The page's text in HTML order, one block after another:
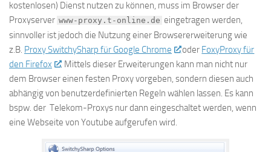
kostenlosen) Dienst nutzen zu können, muss im Browser der
Proxyserver www-proxy.t-online.de eingetragen werden,
sinnvoller ist jedoch die Nutzung einer Browsererweiterung wie
z.B. Proxy SwitchySharp für Google Chrome oder FoxyProxy für
den Firefox
. Mittels dieser Erweiterungen kann man nicht nur
dem Browser einen festen Proxy vorgeben, sondern diesen auch
abhängig von benutzerdefinierten Regeln wählen lassen. Es kann
bspw. der Telekom-Proxys nur dann eingeschaltet werden, wenn
eine Webseite von Youtube aufgerufen wird.